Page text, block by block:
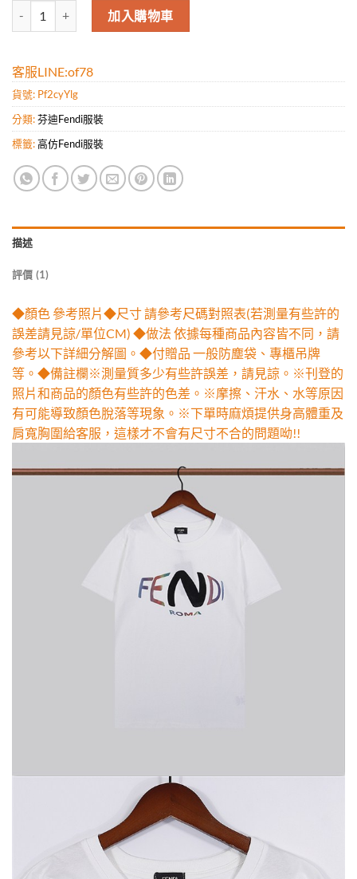
高仿芬迪Fendi男款新款時尚休閑圓領短袖T袖.好質量是您的需求好品
加入購物車
客服LINE:of78
貨號: Pf2cyYlg
分類:芬迪Fendi服裝
標籤:高仿Fendi服裝
描述
評價 (1)
◆顏色 參考照片◆尺寸 請參考尺碼對照表(若測量有些許的
誤差請見諒/單位CM) ◆做法 依據每種商品內容皆不同，請
參考以下詳細分解圖。◆付贈品 一般防塵袋、專櫃吊牌
等。◆備註欄※測量質多少有些許誤差，請見諒。※刊登的
照片和商品的顏色有些許的色差。※摩擦、汗水、水等原因
有可能導致顏色脫落等現象。※下單時麻煩提供身高體重及
肩寬胸圍給客服，這樣才不會有尺寸不合的問題呦!!